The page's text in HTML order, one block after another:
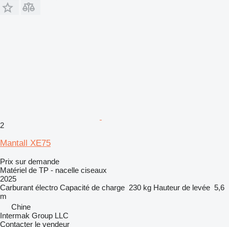
2
Mantall XE75
Prix sur demande
Matériel de TP - nacelle ciseaux
2025
Carburant électro Capacité de charge 230 kg Hauteur de levée 5,6
m
Chine
Intermak Group LLC
Contacter le vendeur